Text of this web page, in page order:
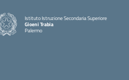
Istituto Istruzione Secondaria Superiore
Gioeni Trabia
Palermo